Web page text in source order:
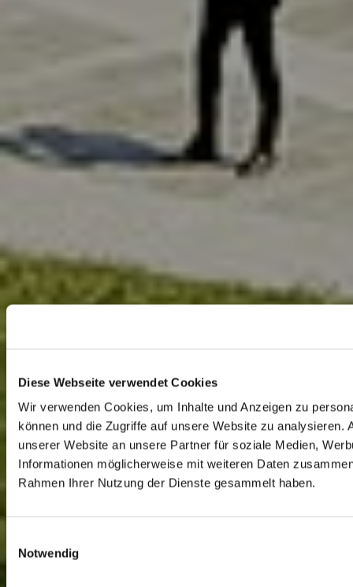
Diese Webseite verwendet Cookies
Wir verwenden Cookies, um Inhalte und Anzeigen zu
können und die Zugriffe auf unsere Website zu
unserer Website an unsere Partner für soziale Medien,
Informationen möglicherweise mit weiteren Daten
Rahmen Ihrer Nutzung der Dienste gesammelt haben.
Notwendig